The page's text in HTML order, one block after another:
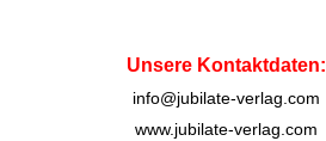
Unsere Kontaktdaten:
info@jubilate-verlag.com
www.jubilate-verlag.com